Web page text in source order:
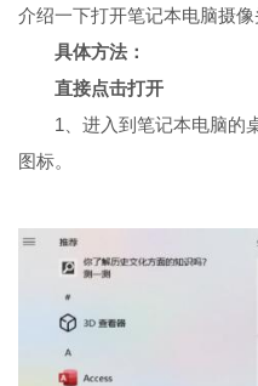
介绍一下打开笔记本电脑摄像
具体方法：
直接点击打开
1、进入到笔记本电脑的
图标。